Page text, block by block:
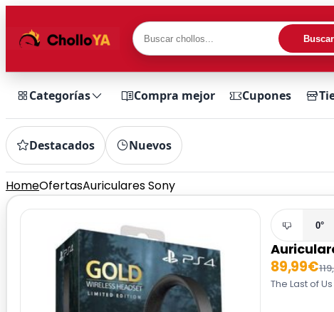
Buscar
Categorías Compra mejor Cupones
Destacados Nuevos
HomeOfertasAuriculares Sony
0°
89,99€
The Last of